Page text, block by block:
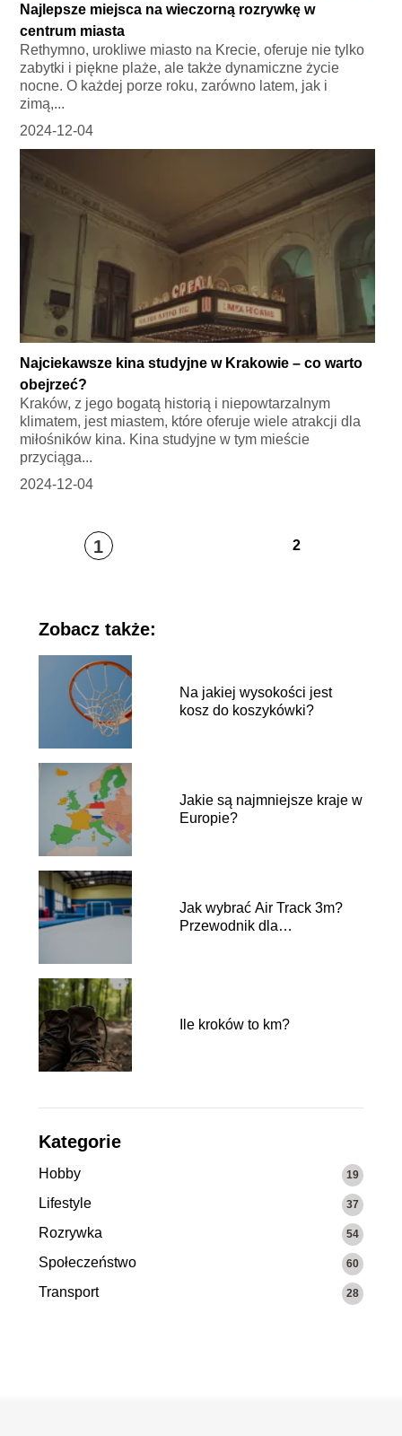
Najlepsze miejsca na wieczorną rozrywkę w
centrum miasta
Rethymno, urokliwe miasto na Krecie, oferuje nie tylko
zabytki i piękne plaże, ale także dynamiczne życie
nocne. O każdej porze roku, zarówno latem, jak i
zimą,...
2024-12-04
Najciekawsze kina studyjne w Krakowie – co warto
obejrzeć?
Kraków, z jego bogatą historią i niepowtarzalnym
klimatem, jest miastem, które oferuje wiele atrakcji dla
miłośników kina. Kina studyjne w tym mieście
przyciąga...
2024-12-04
1 2
Zobacz także:
Na jakiej wysokości jest
kosz do koszykówki?
Jakie są najmniejsze kraje w
Europie?
Jak wybrać Air Track 3m?
Przewodnik dla
Ile kroków to km?
Kategorie
Hobby 19
Lifestyle 37
Rozrywka 54
Społeczeństwo 60
Transport 28